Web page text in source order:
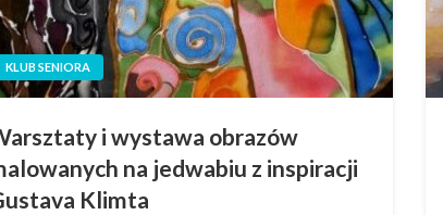
KLUB SENIORA
i wystawa obrazów
na jedwabiu z inspiracji
Klimta